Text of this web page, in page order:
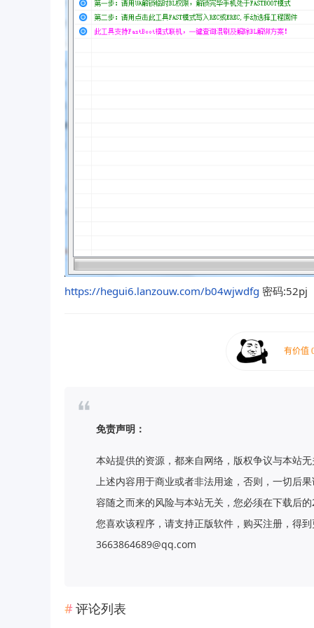
https://hegui6.lanzouw.com/b04wjwdfg 密码:52pj
免责声明：
本站提供的资源，都来自网络，版权争议与本站
上述内容用于商业或者非法用途，否则，一切后
容随之而来的风险与本站无关，您必须在下载后
您喜欢该程序，请支持正版软件，购买注册，得
3663864689@qq.com
评论列表